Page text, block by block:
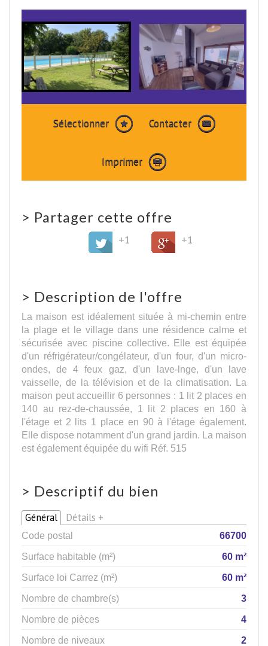
Sélectionner Contacter
Imprimer
> Partager cette offre
+1 +1
> Description de l'offre
La maison est idéalement située à mi-chemin entre
la plage et le village dans une résidence calme et
sécurisée avec piscine collective. Elle est équipée
d'un réfrigérateur/congélateur, d'un four, d'un micro-
ondes, de 4 feux gaz, d'un lave-lnge, d'un lave
vaisselle, de la télévision et de la climatisation. La
maison peut accueillir 6 personnes : 1 lit 2 places en
140 au rez-de-chaussée, 1 lit 2 places en 160 à
l'étage et 2 lits 1 place en 90 à l'étage également.
Elle dispose notamment d'un grand jardin. La maison
est également équipée du wifi Réf. 515
> Descriptif du bien
Général Détails +
Code postal
66700
Surface habitable (m²)
60 m²
Surface loi Carrez (m²)
60 m²
Nombre de chambre(s)
3
Nombre de pièces
4
Nombre de niveaux
2